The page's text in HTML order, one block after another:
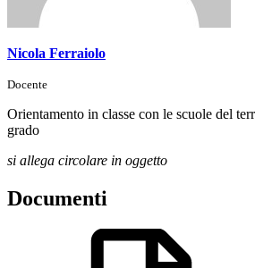
Nicola Ferraiolo
Docente
Orientamento in classe con le scuole del
grado
si allega circolare in oggetto
Documenti